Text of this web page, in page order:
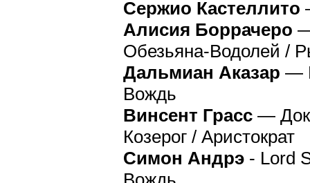
Сержио Кастеллито
Алисия Боррачеро
Обезьяна-Водолей /
Дальмиан Аказар —
Вождь
Винсент Грасс —
Козерог / Аристократ
Симон Андрэ - Lord